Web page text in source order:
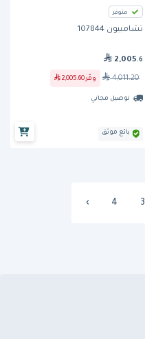
متوفر
تشامبيون 107844
2,005 .6
4,011.20 وفّر 2,005.60
توصيل مجاني
بائع موثق
3
4
›